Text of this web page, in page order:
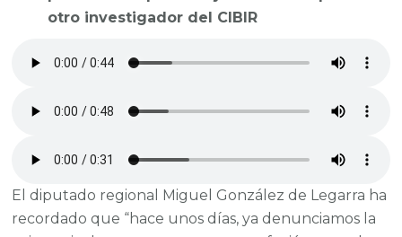
otro investigador del CIBIR
El diputado regional Miguel González de Legarra ha
recordado que “hace unos días, ya denunciamos la